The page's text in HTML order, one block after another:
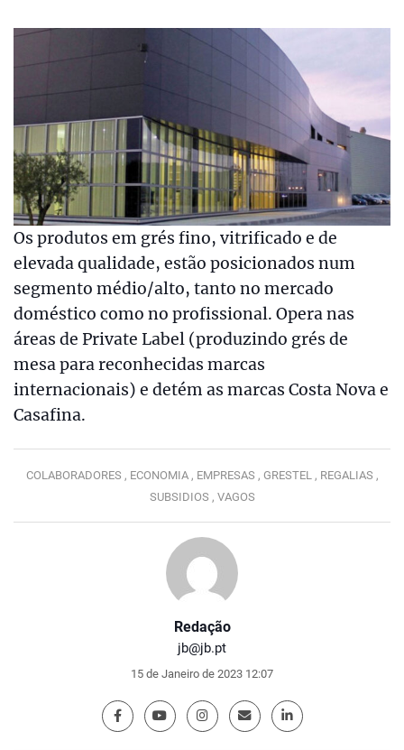
Redação
jb@jb.pt
15 de Janeiro de 2023 12:07
Os produtos em grés fino, vitrificado e de
elevada qualidade, estão posicionados num
segmento médio/alto, tanto no mercado
doméstico como no profissional. Opera nas
áreas de Private Label (produzindo grés de
mesa para reconhecidas marcas
internacionais) e detém as marcas Costa Nova e
Casafina.
COLABORADORES , ECONOMIA , EMPRESAS , GRESTEL , REGALIAS ,
SUBSIDIOS , VAGOS